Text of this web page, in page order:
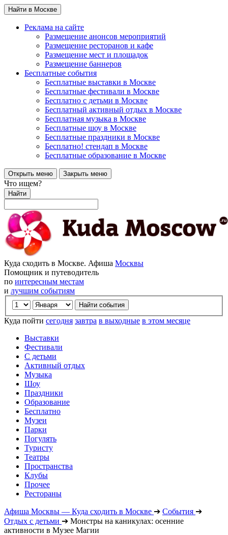
Найти в Москве
Реклама на сайте
Размещение анонсов мероприятий
Размещение ресторанов и кафе
Размещение мест и площадок
Размещение баннеров
Бесплатные события
Бесплатные выставки в Москве
Бесплатные фестивали в Москве
Бесплатно с детьми в Москве
Бесплатный активный отдых в Москве
Бесплатная музыка в Москве
Бесплатные шоу в Москве
Бесплатные праздники в Москве
Бесплатно! стендап в Москве
Бесплатные образование в Москве
Открыть меню Закрыть меню
Что ищем?
Найти
Куда сходить в Москве. Афиша Москвы
Помощник и путеводитель
по интересным местам
и лучшим событиям
Куда пойти сегодня завтра в выходные в этом месяце
Выставки
Фестивали
С детьми
Активный отдых
Музыка
Шоу
Праздники
Образование
Бесплатно
Музеи
Парки
Погулять
Туристу
Театры
Пространства
Клубы
Прочее
Рестораны
Афиша Москвы — Куда сходить в Москве ➔ События ➔
Отдых с детьми ➔ Монстры на каникулах: осенние
активности в Музее Магии